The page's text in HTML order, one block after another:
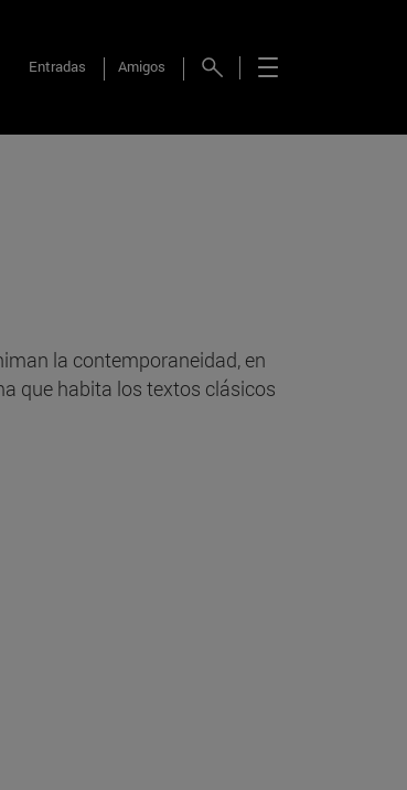
Entradas Amigos
la contemporaneidad, en
que habita los textos clásicos